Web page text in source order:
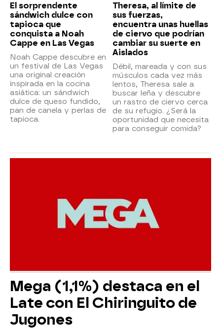
El sorprendente
sándwich dulce con
tapioca que
conquista a Noah
Cappe en Las Vegas
Noah Cappe descubre en
un festival de Las Vegas
una original creación
inspirada en la cocina
asiática: un sándwich
dulce de queso fundido,
pan de canela y perlas de
tapioca.
Theresa, al límite de
sus fuerzas,
encuentra unas huellas
de ciervo que podrían
cambiar su suerte en
Aislados
Débil, mareada y con sus
músculos cada vez más
lentos, Theresa sale a
buscar leña y descubre
un rastro de ciervo cerca
de su refugio. ¿Será la
oportunidad que necesita
para conseguir comida?
Mega (1,1%) destaca en el
Late con El Chiringuito de
Jugones